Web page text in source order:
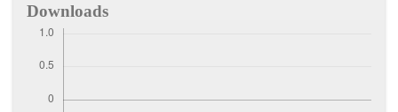
Downloads